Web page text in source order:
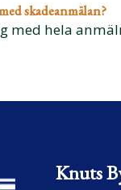
skadeanmälan?
med hela
Knuts